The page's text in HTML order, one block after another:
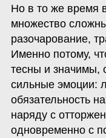
Но в то же время
множество
разочарование,
Именно потому,
тесны и значимы,
сильные эмоции:
обязательность
наряду с
одновременно с